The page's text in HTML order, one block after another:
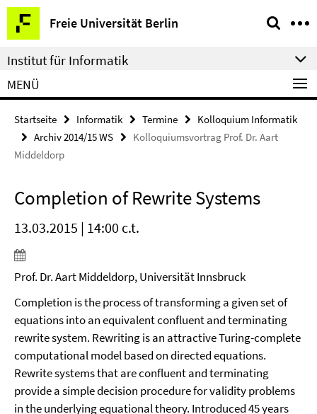
Springe
direkt
zu
Inhalt
Freie Universität Berlin
Service-
Navigation
Institut für Informatik
MENÜ
Startseite Informatik Termine
Kolloquium Informatik
Archiv 2014/15 WS
Kolloquiumsvortrag Prof. Dr. Aart
Middeldorp
Completion of Rewrite Systems
13.03.2015 | 14:00 c.t.
Prof. Dr. Aart Middeldorp, Universität Innsbruck
Completion is the process of transforming a given set of
equations into an equivalent confluent and terminating
rewrite system. Rewriting is an attractive Turing-complete
computational model based on directed equations.
Rewrite systems that are confluent and terminating
provide a simple decision procedure for validity problems
in the underlying equational theory. Introduced 45 years